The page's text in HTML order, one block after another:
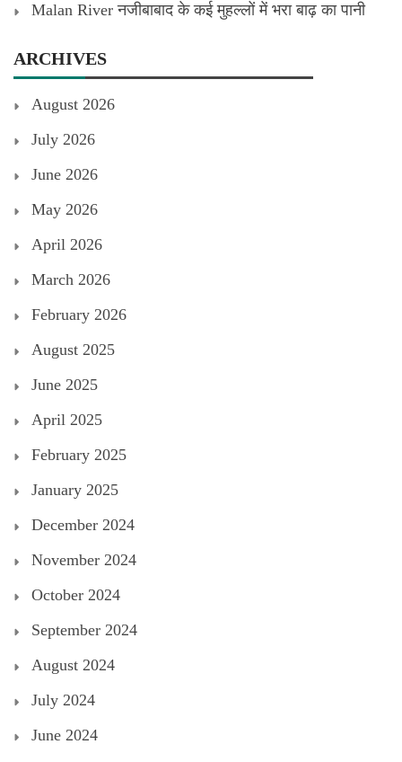
Malan River नजीबाबाद के कई मुहल्लों में भरा बाढ़ का पानी
ARCHIVES
August 2026
July 2026
June 2026
May 2026
April 2026
March 2026
February 2026
August 2025
June 2025
April 2025
February 2025
January 2025
December 2024
November 2024
October 2024
September 2024
August 2024
July 2024
June 2024